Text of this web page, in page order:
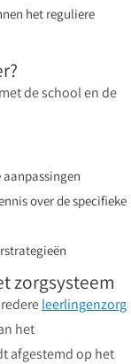
het reguliere
de school en de
aanpassingen
over de specifieke
zorgsysteem
leerlingenzorg
het
afgestemd op het